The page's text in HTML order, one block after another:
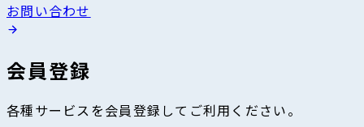
お問い合わせ
会員登録
各種サービスを会員登録してご利用ください。